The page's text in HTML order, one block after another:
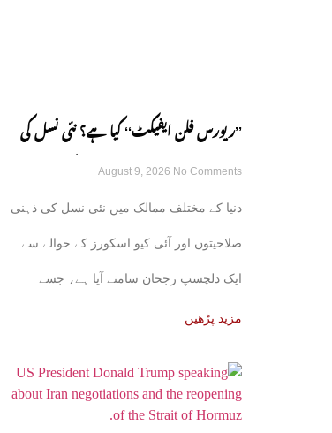
’’ریورس فلن ایفیکٹ‘‘ کیا ہے؟ نئی نسل کی
ذہانت میں کمی کی وجوہات سامنے آگئیں
August 9, 2026 No Comments
دنیا کے مختلف ممالک میں نئی نسل کی ذہنی
صلاحیتوں اور آئی کیو اسکورز کے حوالے سے
ایک دلچسپ رجحان سامنے آیا ہے، جسے
ریورس
مزید پڑھیں